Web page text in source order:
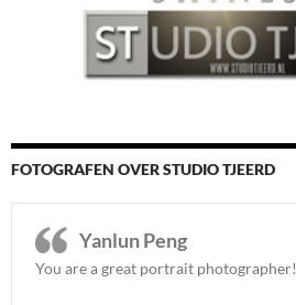
FOTOGRAFEN OVER STUDIO TJEERD
Yanlun Peng
You are a great portrait photographer!